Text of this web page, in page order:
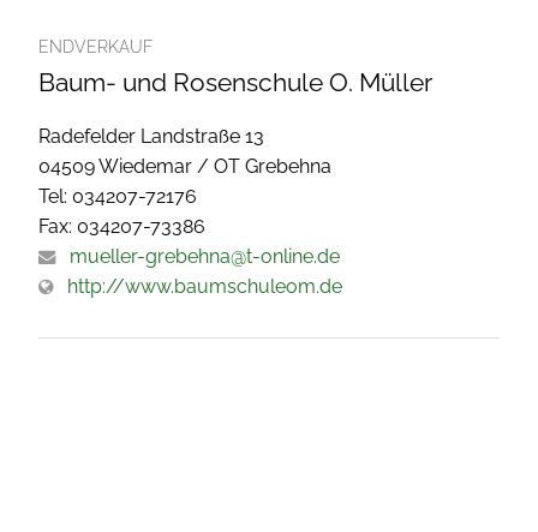
ENDVERKAUF
Baum- und Rosenschule O. Müller
Radefelder Landstraße 13
04509 Wiedemar / OT Grebehna
Tel: 034207-72176
Fax: 034207-73386
mueller-grebehna@t-online.de
http://www.baumschuleom.de